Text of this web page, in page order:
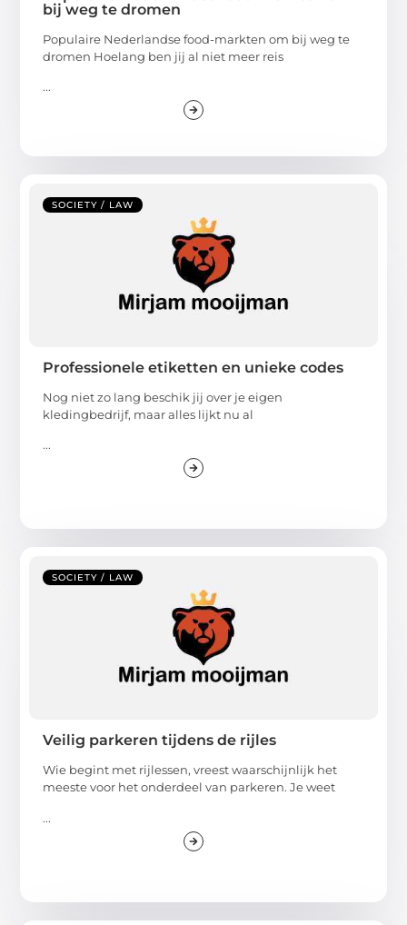
bij weg te dromen
Populaire Nederlandse food-markten om bij weg te
dromen Hoelang ben jij al niet meer reis
...
SOCIETY / LAW
Professionele etiketten en unieke codes
Nog niet zo lang beschik jij over je eigen
kledingbedrijf, maar alles lijkt nu al
...
SOCIETY / LAW
Veilig parkeren tijdens de rijles
Wie begint met rijlessen, vreest waarschijnlijk het
meeste voor het onderdeel van parkeren. Je weet
...